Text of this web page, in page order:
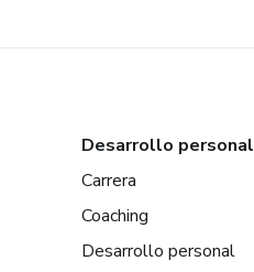
Desarrollo personal
Carrera
Coaching
Desarrollo personal